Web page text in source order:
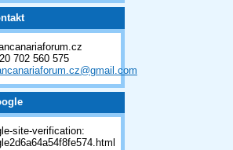
702 560 575
site-verification: